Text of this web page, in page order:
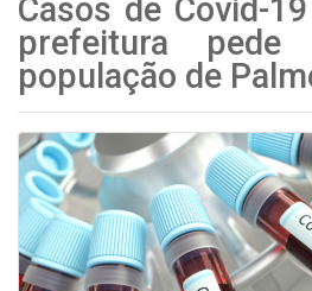
Casos de Covid-
prefeitura pede
população de